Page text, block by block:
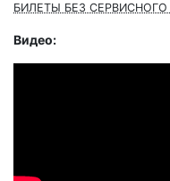
БИЛЕТЫ БЕЗ СЕРВИСНОГО
Видео: